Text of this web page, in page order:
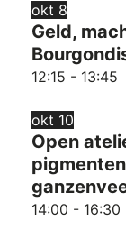
okt 8
Geld,
12:15 - 13:45
okt 10
Open
14:00 - 16:30